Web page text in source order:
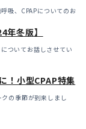
吸、CPAPについてのお
冬版】
ついてお話しさせてい
！小型CPAP特集
の季節が到来しまし